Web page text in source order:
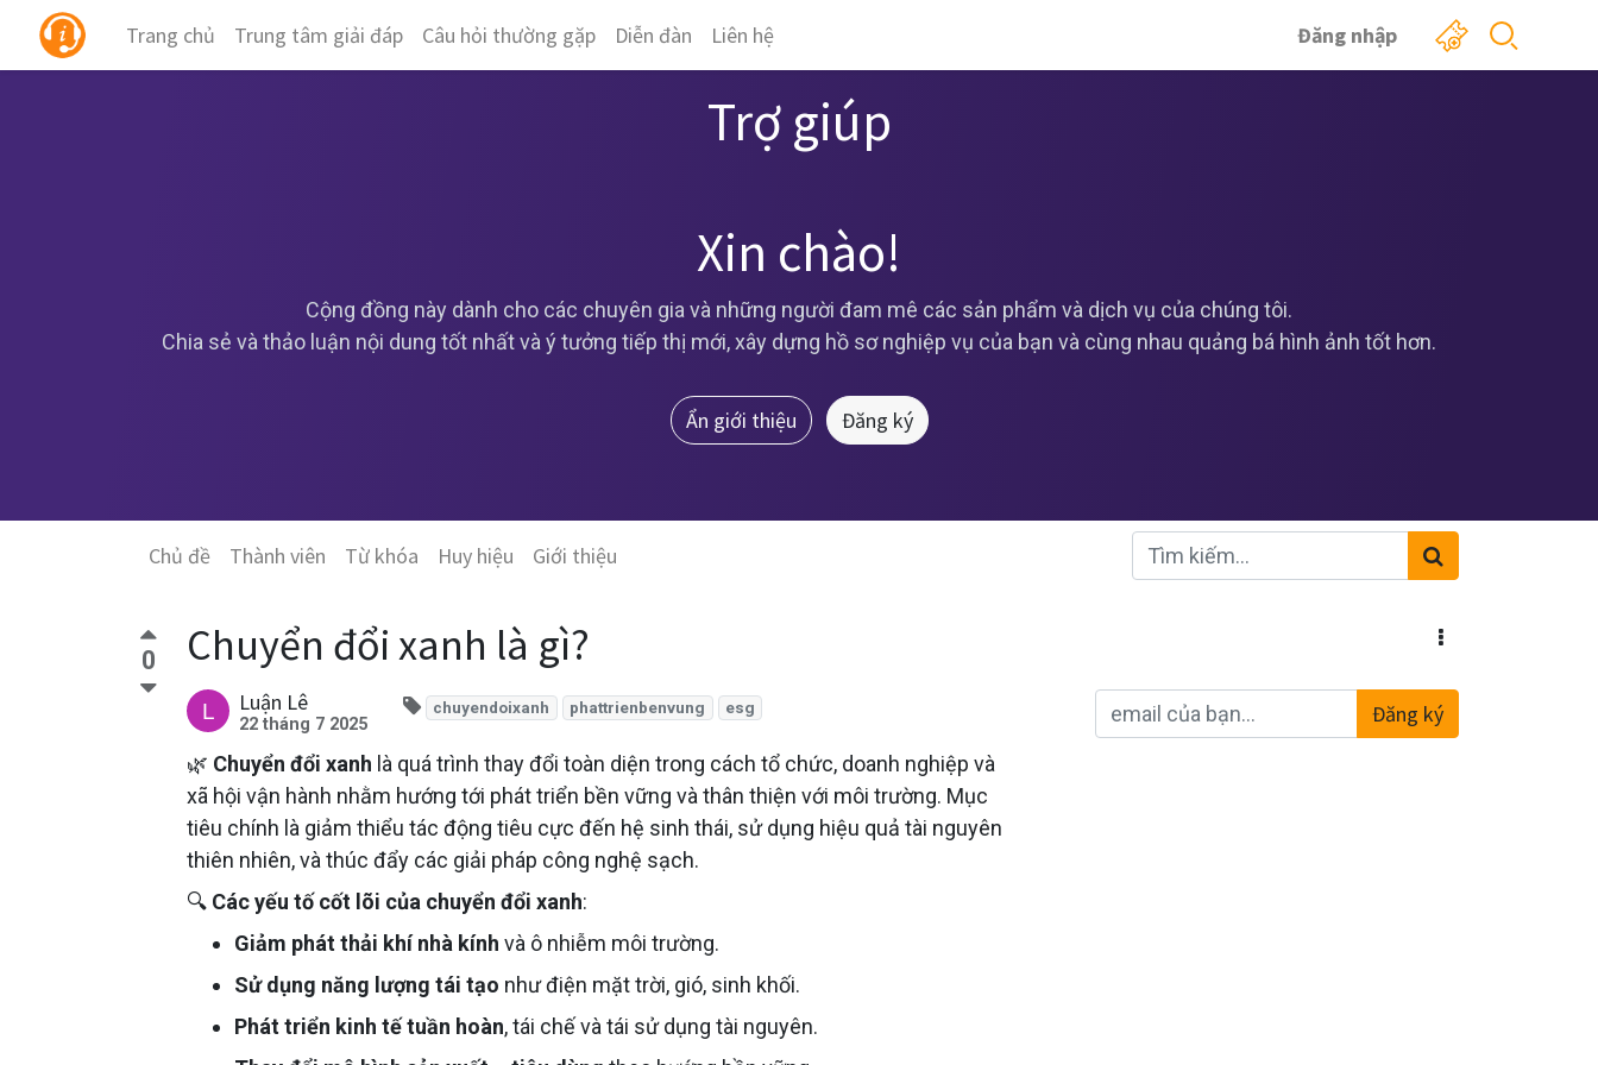
Trang chủ Trung tâm giải đáp Câu hỏi thường gặp Diễn đàn Liên hệ Đăng nhập
Trợ giúp
Xin chào!
Cộng đồng này dành cho các chuyên gia và những người đam mê các sản phẩm và dịch vụ của chúng tôi.
Chia sẻ và thảo luận nội dung tốt nhất và ý tưởng tiếp thị mới, xây dựng hồ sơ nghiệp vụ của bạn và cùng nhau quảng bá hình ảnh tốt hơn.
Ẩn giới thiệu Đăng ký
Chủ đề Thành viên Từ khóa Huy hiệu Giới thiệu
0 Chuyển đổi xanh là gì?
Luận Lê
22 tháng 7 2025 Đăng ký
chuyendoixanh phattrienbenvung esg
🌿 Chuyển đổi xanh là quá trình thay đổi toàn diện trong cách tổ chức, doanh nghiệp và
xã hội vận hành nhằm hướng tới phát triển bền vững và thân thiện với môi trường. Mục
tiêu chính là giảm thiểu tác động tiêu cực đến hệ sinh thái, sử dụng hiệu quả tài nguyên
thiên nhiên, và thúc đẩy các giải pháp công nghệ sạch.
🔍 Các yếu tố cốt lõi của chuyển đổi xanh:
Giảm phát thải khí nhà kính và ô nhiễm môi trường.
Sử dụng năng lượng tái tạo như điện mặt trời, gió, sinh khối.
Phát triển kinh tế tuần hoàn, tái chế và tái sử dụng tài nguyên.